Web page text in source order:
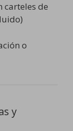
carteles de
o
y